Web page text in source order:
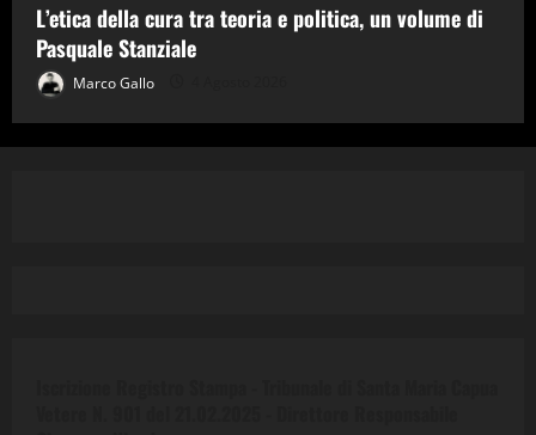
L’etica della cura tra teoria e politica, un volume di
Pasquale Stanziale
Marco Gallo